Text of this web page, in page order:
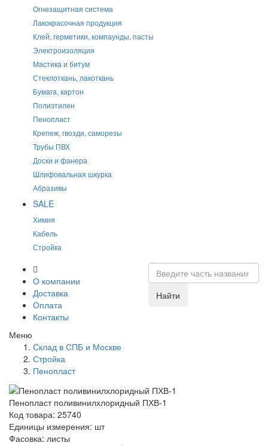
Огнезащитная система
Лакокрасочная продукция
Клей, герметики, компаунды, пасты
Электроизоляция
Мастика и битум
Стеклоткань, лакоткань
Бумага, картон
Полиэтилен
Пенопласт
Крепеж, гвозди, саморезы
Трубы ПВХ
Доски и фанера
Шлифовальная шкурка
Абразивы
SALE
Химия
Кабель
Стройка
О компании
Доставка
Оплата
Контакты
Найти
Меню
Склад в СПБ и Москве
Стройка
Пенопласт
Пенопласт поливинилхлоридный ПХВ-1
Код товара: 25740
Единицы измерения: шт
Фасовка: листы